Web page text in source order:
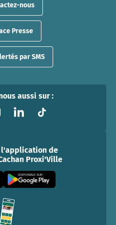
nous
Presse
par SMS
aussi sur :
l'application de
Proxi'Ville
DISPONIBLE SUR